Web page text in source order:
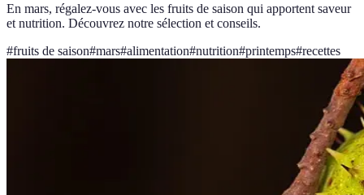
En mars, régalez-vous avec les fruits de saison qui apportent saveur
et nutrition. Découvrez notre sélection et conseils.
#fruits de saison#mars#alimentation#nutrition#printemps#recettes